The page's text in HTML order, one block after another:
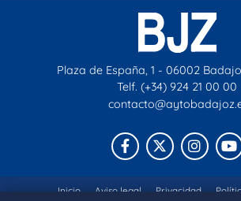
Plaza de España, 1 - 06002
Telf. (+34) 924 21 00 00
Facebook
X
Inicio Aviso legal Privacidad